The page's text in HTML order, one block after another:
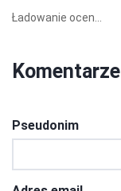
Ładowanie ocen...
Komentarze
Pseudonim